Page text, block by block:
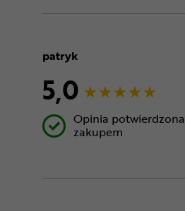
patryk
5,0
Opinia potwierdzona
zakupem